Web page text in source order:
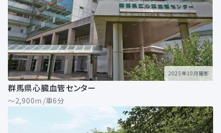
2025年10月撮影
群馬県心臓血管センター
～2,900ｍ/車6分